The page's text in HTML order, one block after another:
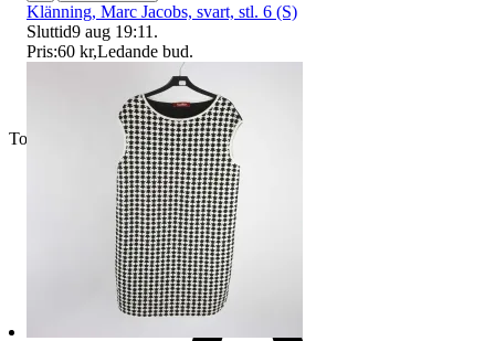
Toppsäljare
Klänning, Marc Jacobs, svart, stl. 6 (S)
Sluttid9 aug 19:11 .
Pris:60 kr,Ledande bud.